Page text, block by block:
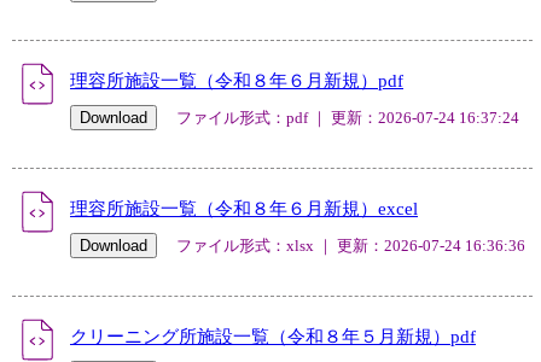
理容所施設一覧（令和８年６月新規）pdf
ファイル形式：pdf ｜ 更新：2026-07-24 16:37:24
理容所施設一覧（令和８年６月新規）excel
ファイル形式：xlsx ｜ 更新：2026-07-24 16:36:36
クリーニング所施設一覧（令和８年５月新規）pdf